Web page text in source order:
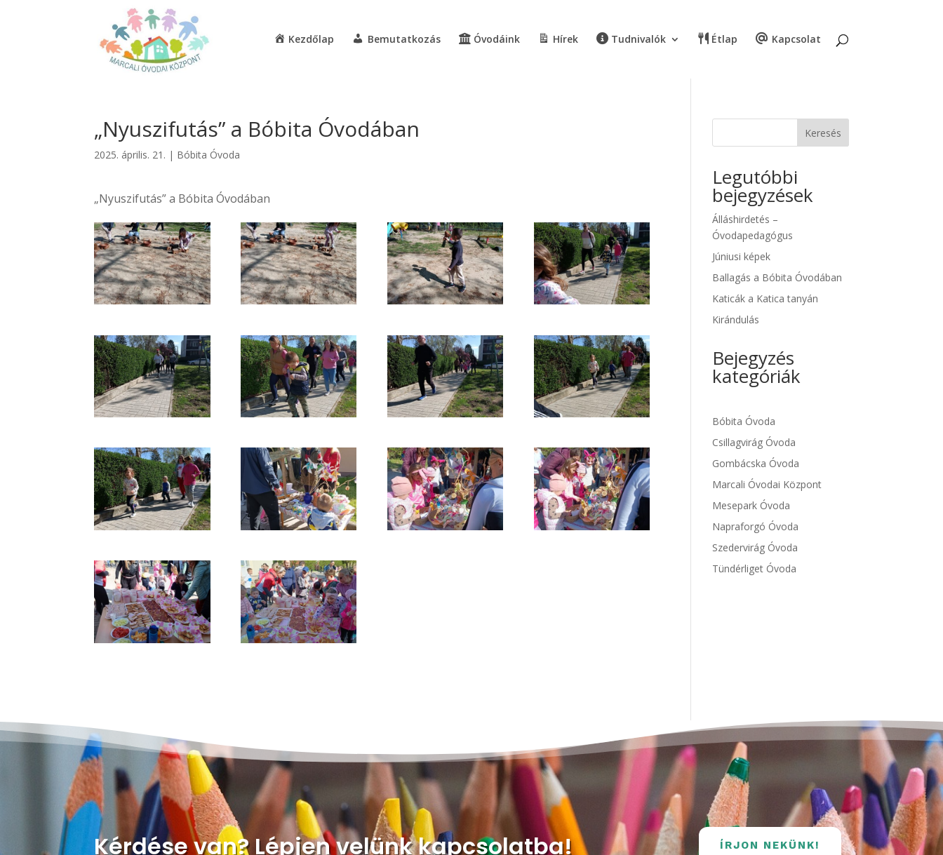
Kezdőlap Bemutatkozás Óvodáink Hírek Tudnivalók Étlap Kapcsolat
„Nyuszifutás” a Bóbita Óvodában
2025. április. 21. | Bóbita Óvoda
„Nyuszifutás” a Bóbita Óvodában
Keresés
Legutóbbi
bejegyzések
Álláshirdetés –
Óvodapedagógus
Júniusi képek
Ballagás a Bóbita Óvodában
Katicák a Katica tanyán
Kirándulás
Bejegyzés
kategóriák
Bóbita Óvoda
Csillagvirág Óvoda
Gombácska Óvoda
Marcali Óvodai Központ
Mesepark Óvoda
Napraforgó Óvoda
Szedervirág Óvoda
Tündérliget Óvoda
Kérdése van? Lépjen velünk kapcsolatba! ÍRJON NEKÜNK!